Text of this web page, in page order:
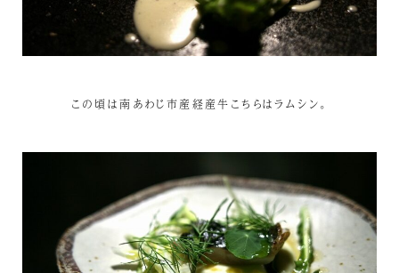
この頃は南あわじ市産経産牛こちらはラムシン。